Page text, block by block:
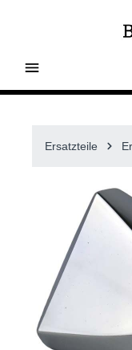
Ersatzteile
Bildergalerie